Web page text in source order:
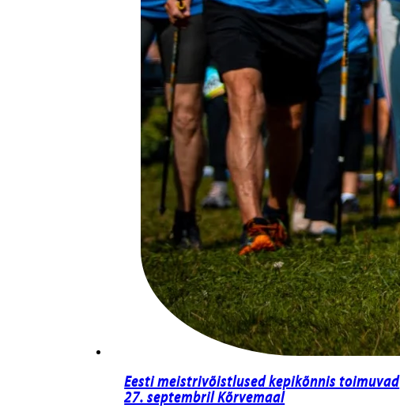
Eesti meistrivõistlused kepikõnnis toimuvad
27. septembril Kõrvemaal